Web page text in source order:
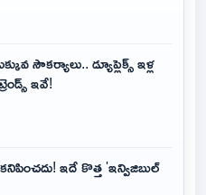
సౌకర్యాలు.. డ్యూప్లెక్స్ ఇళ్ల
ఇవే!
ఇదే కొత్త 'ఇన్విజిబుల్